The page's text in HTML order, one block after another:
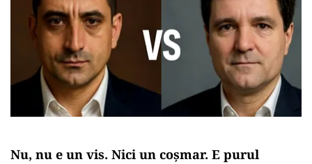
Nu, nu e un vis. Nici un coșmar. E purul